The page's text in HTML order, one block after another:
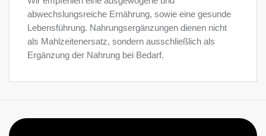
abwechslungsreiche Ernährung, sowie eine gesunde
Lebensführung. Nahrungsergänzungen dienen nicht
als Mahlzeitenersatz, sondern ausschließlich als
Ergänzung der Nahrung bei Bedarf.